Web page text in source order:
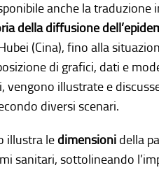
anche la traduzione
della diffusione
(Cina), fino alla
di grafici, dati e
illustrate e
diversi scenari.
illustra ledimensionidella
sanitari, sottolineando